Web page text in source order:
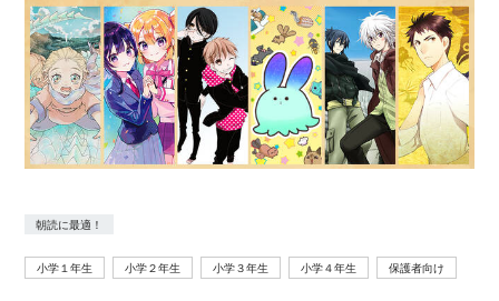
朝読に最適！
小学１年生 小学２年生 小学３年生 小学４年生 保護者向け